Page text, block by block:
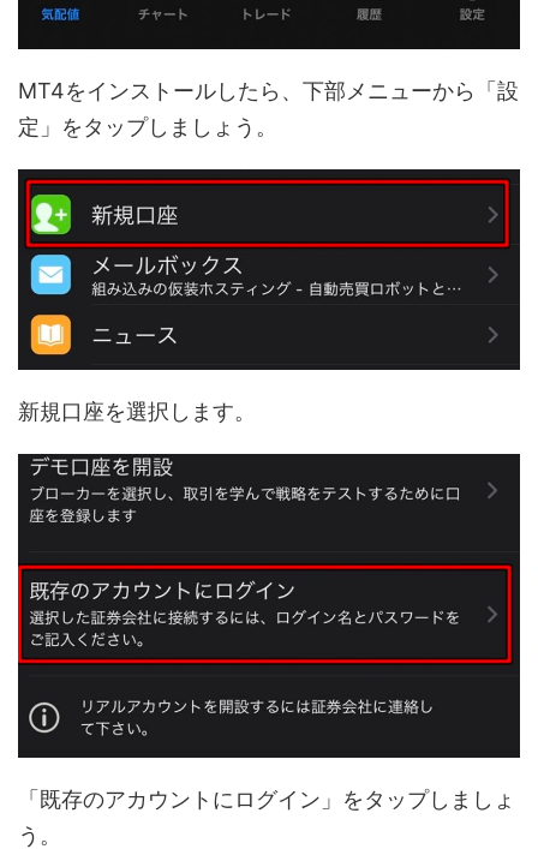
MT4をインストールしたら、下部メニューから「設
定」をタップしましょう。
新規口座を選択します。
「既存のアカウントにログイン」をタップしましょ
う。